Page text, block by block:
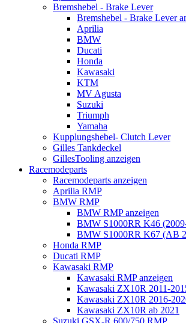
Bremshebel - Brake Lever
Bremshebel - Brake Lever
Aprilia
BMW
Ducati
Honda
Kawasaki
KTM
MV Agusta
Suzuki
Triumph
Yamaha
Kupplungshebel- Clutch Lever
Gilles Tankdeckel
GillesTooling anzeigen
Racemodeparts
Racemodeparts anzeigen
Aprilia RMP
BMW RMP
BMW RMP anzeigen
BMW S1000RR K46
BMW S1000RR K67 (AB
Honda RMP
Ducati RMP
Kawasaki RMP
Kawasaki RMP anzeigen
Kawasaki ZX10R 2011-
Kawasaki ZX10R 2016-
Kawasaki ZX10R ab 2021
Suzuki GSX-R 600/750 RMP